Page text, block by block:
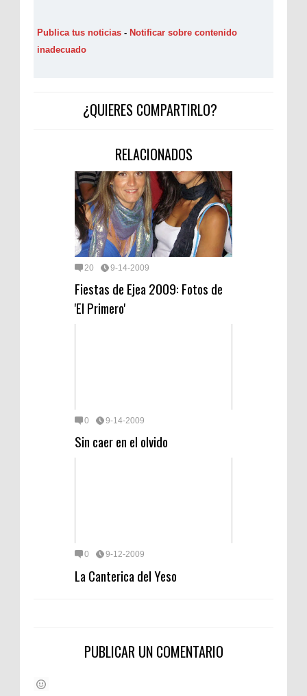
Publica tus noticias - Notificar sobre contenido
inadecuado
¿QUIERES COMPARTIRLO?
RELACIONADOS
20 9-14-2009
Fiestas de Ejea 2009: Fotos de
'El Primero'
0 9-14-2009
Sin caer en el olvido
0 9-12-2009
La Canterica del Yeso
PUBLICAR UN COMENTARIO